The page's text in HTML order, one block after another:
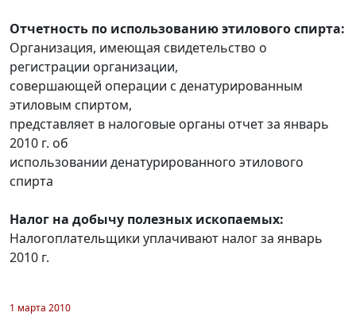
Отчетность по использованию этилового спирта:
Организация, имеющая свидетельство о
регистрации организации,
совершающей операции с денатурированным
этиловым спиртом,
представляет в налоговые органы отчет за январь
2010 г. об
использовании денатурированного этилового
спирта
Налог на добычу полезных ископаемых:
Налогоплательщики уплачивают налог за январь
2010 г.
1 марта 2010